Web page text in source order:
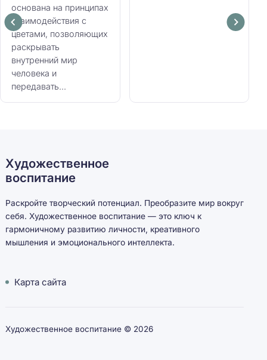
основана на принципах
взаимодействия с
цветами, позволяющих
раскрывать
внутренний мир
человека и
передавать...
Художественное
воспитание
Раскройте творческий потенциал. Преобразите мир вокруг
себя. Художественное воспитание — это ключ к
гармоничному развитию личности, креативного
мышления и эмоционального интеллекта.
Карта сайта
Художественное воспитание © 2026